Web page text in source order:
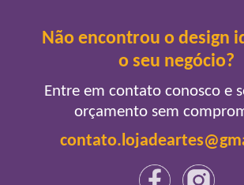
Não encontrou o design
o seu negócio?
Entre em contato conosco e
orçamento sem